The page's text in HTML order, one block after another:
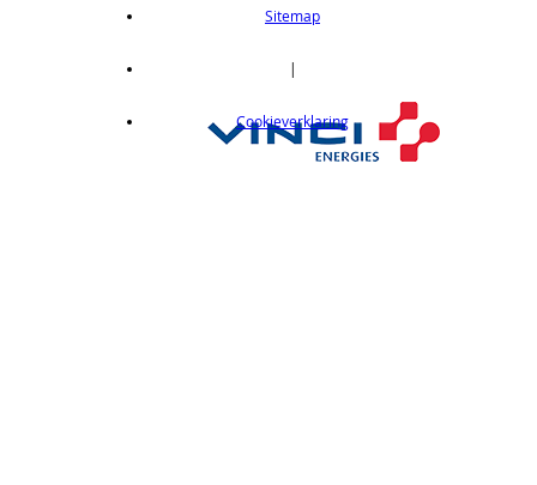
Sitemap
|
Cookieverklaring